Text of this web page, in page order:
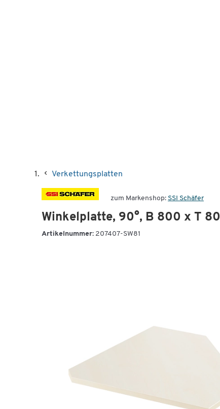
Verkettungsplatten
zum Markenshop: SSI Schäfer
Winkelplatte, 90°, B 800 x T
Artikelnummer: 207407-SW81